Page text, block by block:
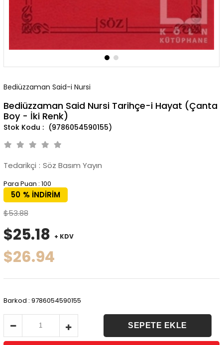
Bediüzzaman Said-i Nursi
Bediüzzaman Said Nursi Tarihçe-i Hayat (Çanta
Boy - İki Renk)
(9786054590155)
Tedarikçi : Söz Basım Yayın
Para Puan : 100
%
50
İNDIRIM
$53.88
$25.18 + KDV
$26.94
Barkod : 9786054590155